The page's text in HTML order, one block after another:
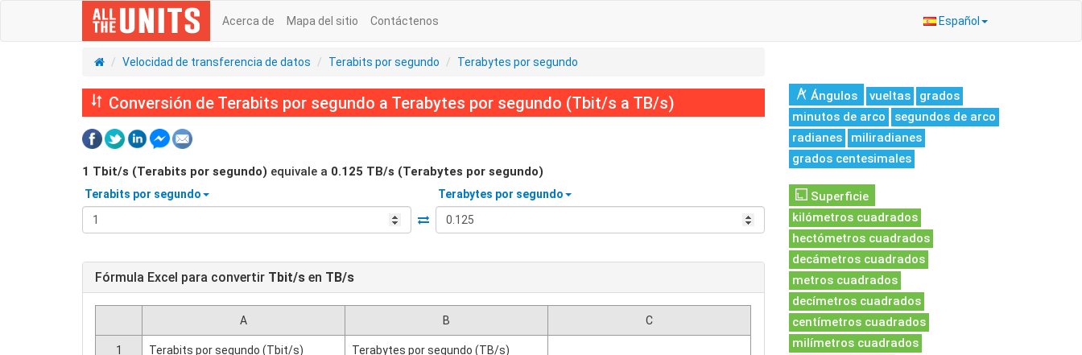
Español
Acerca de Mapa del sitio Contáctenos
Velocidad de transferencia de datos Terabits por segundo Terabytes por segundo
Conversión de Terabits por segundo a Terabytes por segundo (Tbit/s a TB/s)
1 Tbit/s (Terabits por segundo) equivale a 0.125 TB/s (Terabytes por segundo)
Terabits por segundo Terabytes por segundo
Fórmula Excel para convertir Tbit/s en TB/s
A B C
1 Terabits por segundo (Tbit/s) Terabytes por segundo (TB/s)
Ángulos vueltas
grados
minutos de arco
segundos de arco
radianes
miliradianes
grados centesimales
Superficie
kilómetros cuadrados
hectómetros cuadrados
decámetros cuadrados
metros cuadrados
decímetros cuadrados
centímetros cuadrados
milímetros cuadrados